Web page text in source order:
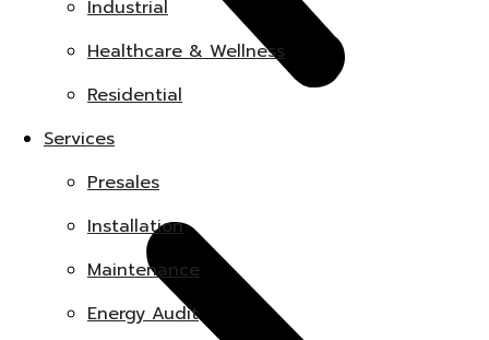
Industrial
Healthcare & Wellness
Residential
Services
Presales
Installation
Maintenance
Energy Audit